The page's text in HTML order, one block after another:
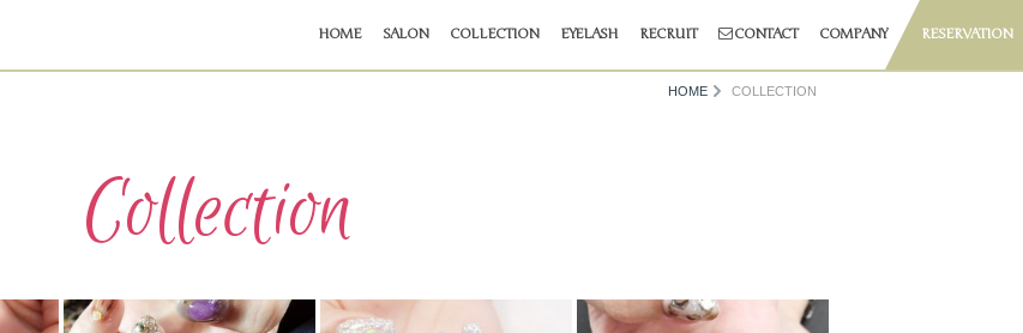
HOME SALON COLLECTION EYELASH RECRUIT CONTACT COMPANY RESERVATION
HOME COLLECTION
Collection